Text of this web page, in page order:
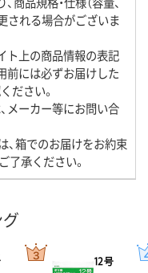
される場合がございま
ト上の商品情報の表記
前には必ずお届けした
ださい。
メーカー等にお問い合
、箱でのお届けをお約束
了承ください。